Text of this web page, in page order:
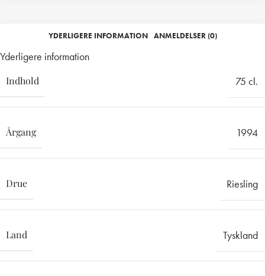
YDERLIGERE INFORMATION ANMELDELSER (0)
Yderligere information
Indhold 75 cl.
Årgang 1994
Drue Riesling
Land Tyskland